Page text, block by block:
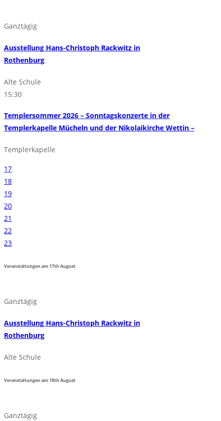
Ganztägig
Ausstellung Hans-Christoph Rackwitz in
Rothenburg
Alte Schule
15:30
Templersommer 2026 – Sonntagskonzerte in der
Templerkapelle Mücheln und der Nikolaikirche Wettin –
Templerkapelle
17
18
19
20
21
22
23
Veranstaltungen am17thAugust
Ganztägig
Ausstellung Hans-Christoph Rackwitz in
Rothenburg
Alte Schule
Veranstaltungen am18thAugust
Ganztägig